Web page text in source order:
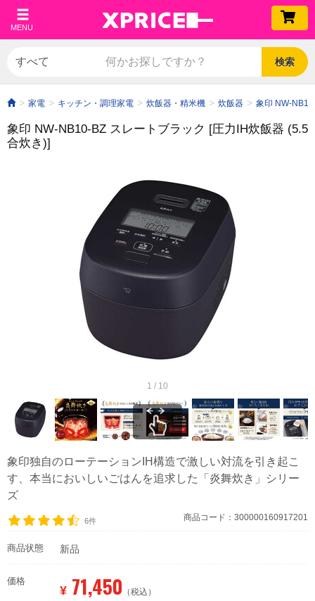
MENU
検索
家電 キッチン・調理家電 炊飯器・精米機 炊飯器 象印 NW-
象印 NW-NB10-BZ スレートブラック [圧力IH炊飯器 (5.5
合炊き)]
1 / 10
象印独自のローテーションIH構造で激しい対流を引き起こ
す、本当においしいごはんを追求した「炎舞炊き」シリー
ズ
6件 商品コード：300000160917201
商品状態 新品
価格
¥ 71,450 （税込）